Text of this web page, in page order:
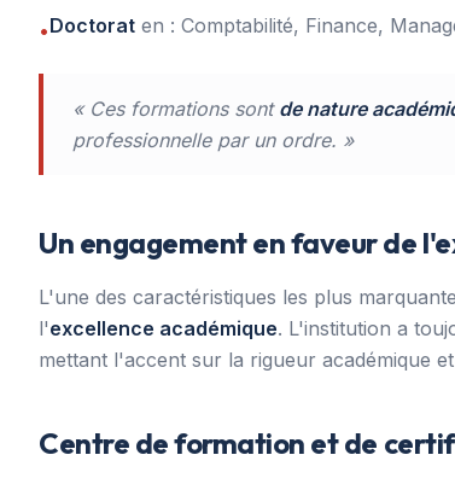
•Doctorat en : Comptabilité, Finance,
« Ces formations sont de nature
professionnelle par un ordre. »
Un engagement en faveur de
L'une des caractéristiques les plus
l'excellence académique. L'institution a
mettant l'accent sur la rigueur académique
Centre de formation et de